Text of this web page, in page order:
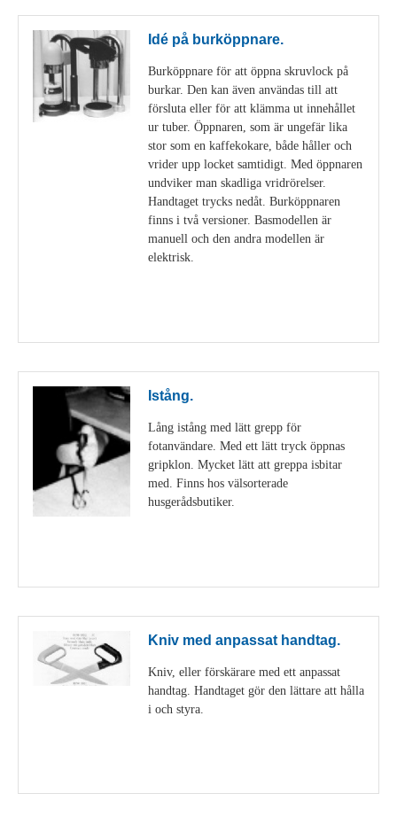
Idé på burköppnare.
Burköppnare för att öppna skruvlock på
burkar. Den kan även användas till att
försluta eller för att klämma ut innehållet
ur tuber. Öppnaren, som är ungefär lika
stor som en kaffekokare, både håller och
vrider upp locket samtidigt. Med öppnaren
undviker man skadliga vridrörelser.
Handtaget trycks nedåt. Burköppnaren
finns i två versioner. Basmodellen är
manuell och den andra modellen är
elektrisk.
Istång.
Lång istång med lätt grepp för
fotanvändare. Med ett lätt tryck öppnas
gripklon. Mycket lätt att greppa isbitar
med. Finns hos välsorterade
husgerådsbutiker.
Kniv med anpassat handtag.
Kniv, eller förskärare med ett anpassat
handtag. Handtaget gör den lättare att hålla
i och styra.